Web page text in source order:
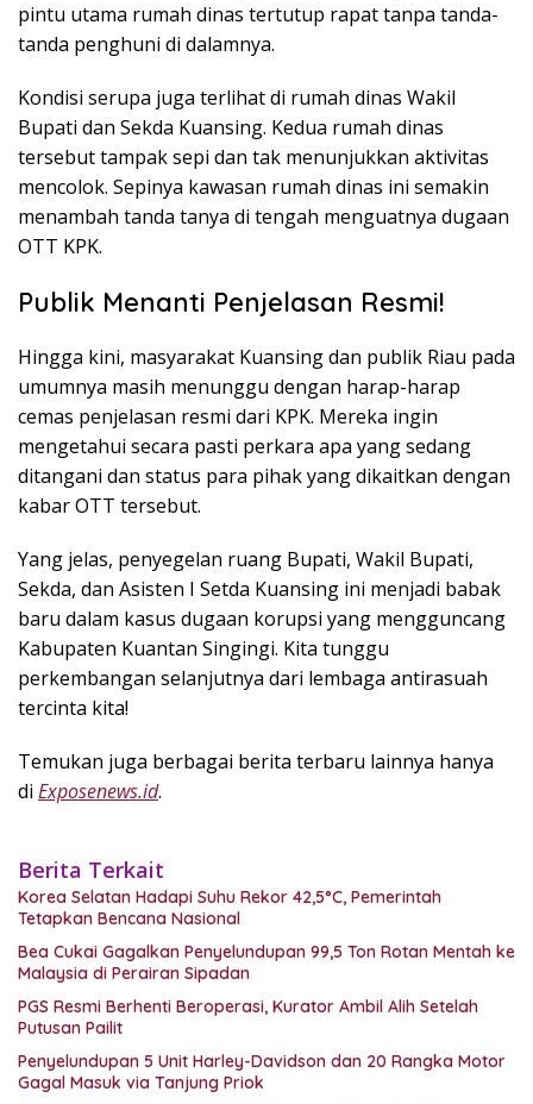
pintu utama rumah dinas tertutup rapat tanpa tanda-
tanda penghuni di dalamnya.
Kondisi serupa juga terlihat di rumah dinas Wakil
Bupati dan Sekda Kuansing. Kedua rumah dinas
tersebut tampak sepi dan tak menunjukkan aktivitas
mencolok. Sepinya kawasan rumah dinas ini semakin
menambah tanda tanya di tengah menguatnya dugaan
OTT KPK.
Publik Menanti Penjelasan Resmi!
Hingga kini, masyarakat Kuansing dan publik Riau pada
umumnya masih menunggu dengan harap-harap
cemas penjelasan resmi dari KPK. Mereka ingin
mengetahui secara pasti perkara apa yang sedang
ditangani dan status para pihak yang dikaitkan dengan
kabar OTT tersebut.
Yang jelas, penyegelan ruang Bupati, Wakil Bupati,
Sekda, dan Asisten I Setda Kuansing ini menjadi babak
baru dalam kasus dugaan korupsi yang mengguncang
Kabupaten Kuantan Singingi. Kita tunggu
perkembangan selanjutnya dari lembaga antirasuah
tercinta kita!
Temukan juga berbagai berita terbaru lainnya hanya
di Exposenews.id.
Berita Terkait
Korea Selatan Hadapi Suhu Rekor 42,5°C, Pemerintah
Tetapkan Bencana Nasional
Bea Cukai Gagalkan Penyelundupan 99,5 Ton Rotan Mentah ke
Malaysia di Perairan Sipadan
PGS Resmi Berhenti Beroperasi, Kurator Ambil Alih Setelah
Putusan Pailit
Penyelundupan 5 Unit Harley-Davidson dan 20 Rangka Motor
Gagal Masuk via Tanjung Priok